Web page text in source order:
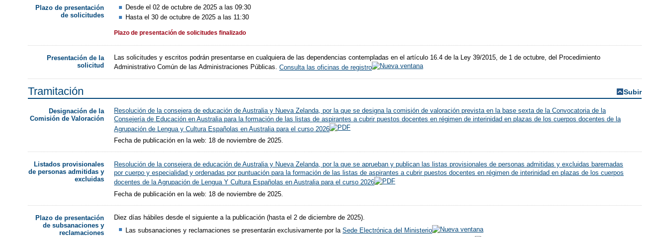
Plazo de presentación
de solicitudes
Desde el 02 de octubre de 2025 a las 09:30
Hasta el 30 de octubre de 2025 a las 11:30
Plazo de presentación de solicitudes finalizado
Presentación de la
solicitud
Las solicitudes y escritos podrán presentarse en cualquiera de las dependencias contempladas en el artículo 16.4 de la Ley 39/2015, de 1 de octubre, del Procedimiento
Administrativo Común de las Administraciones Públicas.Consulta las oficinas de registro
Tramitación Subir
Designación de la
Comisión de Valoración
Resolución de la consejera de educación de Australia y Nueva Zelanda, por la que se designa la comisión de valoración prevista en la base sexta de la Convocatoria de la
Consejería de Educación en Australia para la formación de las listas de aspirantes a cubrir puestos docentes en régimen de interinidad en plazas de los cuerpos docentes de la
Agrupación de Lengua y Cultura Españolas en Australia para el curso 2026
Fecha de publicación en la web: 18 de noviembre de 2025.
Listados provisionales
de personas admitidas y
excluidas
Resolución de la consejera de educación de Australia y Nueva Zelanda, por la que se aprueban y publican las listas provisionales de personas admitidas y excluidas baremadas
por cuerpo y especialidad y ordenadas por puntuación para la formación de las listas de aspirantes a cubrir puestos docentes en régimen de interinidad en plazas de los cuerpos
docentes de la Agrupación de Lengua Y Cultura Españolas en Australia para el curso 2026
Fecha de publicación en la web: 18 de noviembre de 2025.
Plazo de presentación
de subsanaciones y
reclamaciones
Diez días hábiles desde el siguiente a la publicación (hasta el 2 de diciembre de 2025).
Las subsanaciones y reclamaciones se presentarán exclusivamente por laSede Electrónica del Ministerio